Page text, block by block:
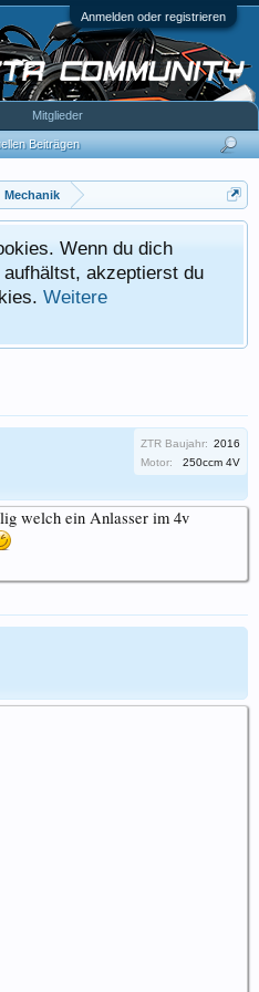
Anmelden oder registrieren
Mechanik
Wenn du dich
akzeptierst du
Weitere
ZTR Baujahr: 2016
Motor:
250ccm 4V
welch ein Anlasser im 4v
Beiträgen
Mitglieder